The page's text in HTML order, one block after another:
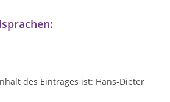
des Eintrages ist: Hans-Dieter